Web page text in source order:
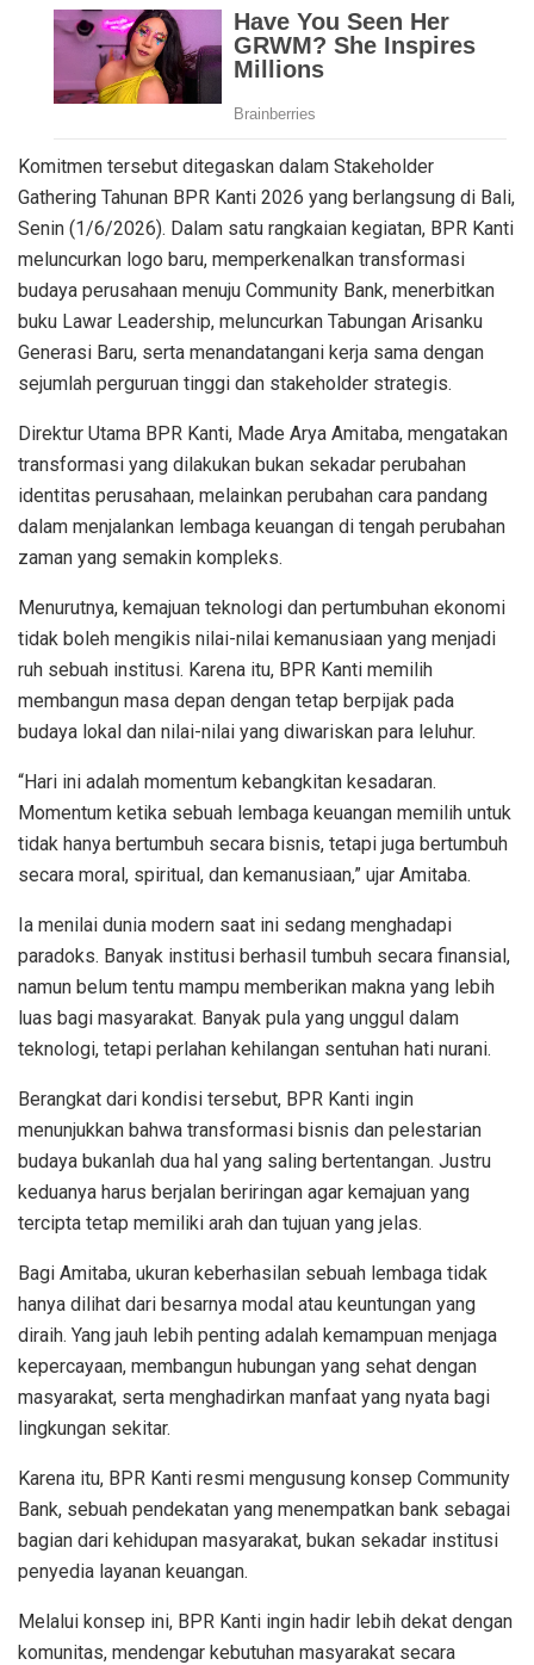
Komitmen tersebut ditegaskan dalam Stakeholder
Gathering Tahunan BPR Kanti 2026 yang berlangsung di Bali,
Senin (1/6/2026). Dalam satu rangkaian kegiatan, BPR Kanti
meluncurkan logo baru, memperkenalkan transformasi
budaya perusahaan menuju Community Bank, menerbitkan
buku Lawar Leadership, meluncurkan Tabungan Arisanku
Generasi Baru, serta menandatangani kerja sama dengan
sejumlah perguruan tinggi dan stakeholder strategis.
Direktur Utama BPR Kanti, Made Arya Amitaba, mengatakan
transformasi yang dilakukan bukan sekadar perubahan
identitas perusahaan, melainkan perubahan cara pandang
dalam menjalankan lembaga keuangan di tengah perubahan
zaman yang semakin kompleks.
Menurutnya, kemajuan teknologi dan pertumbuhan ekonomi
tidak boleh mengikis nilai-nilai kemanusiaan yang menjadi
ruh sebuah institusi. Karena itu, BPR Kanti memilih
membangun masa depan dengan tetap berpijak pada
budaya lokal dan nilai-nilai yang diwariskan para leluhur.
“Hari ini adalah momentum kebangkitan kesadaran.
Momentum ketika sebuah lembaga keuangan memilih untuk
tidak hanya bertumbuh secara bisnis, tetapi juga bertumbuh
secara moral, spiritual, dan kemanusiaan,” ujar Amitaba.
Ia menilai dunia modern saat ini sedang menghadapi
paradoks. Banyak institusi berhasil tumbuh secara finansial,
namun belum tentu mampu memberikan makna yang lebih
luas bagi masyarakat. Banyak pula yang unggul dalam
teknologi, tetapi perlahan kehilangan sentuhan hati nurani.
Berangkat dari kondisi tersebut, BPR Kanti ingin
menunjukkan bahwa transformasi bisnis dan pelestarian
budaya bukanlah dua hal yang saling bertentangan. Justru
keduanya harus berjalan beriringan agar kemajuan yang
tercipta tetap memiliki arah dan tujuan yang jelas.
Bagi Amitaba, ukuran keberhasilan sebuah lembaga tidak
hanya dilihat dari besarnya modal atau keuntungan yang
diraih. Yang jauh lebih penting adalah kemampuan menjaga
kepercayaan, membangun hubungan yang sehat dengan
masyarakat, serta menghadirkan manfaat yang nyata bagi
lingkungan sekitar.
Karena itu, BPR Kanti resmi mengusung konsep Community
Bank, sebuah pendekatan yang menempatkan bank sebagai
bagian dari kehidupan masyarakat, bukan sekadar institusi
penyedia layanan keuangan.
Melalui konsep ini, BPR Kanti ingin hadir lebih dekat dengan
komunitas, mendengar kebutuhan masyarakat secara